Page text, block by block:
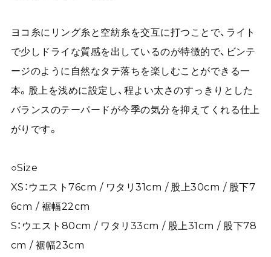
ヨコ糸にリング糸と空紡糸を交互に打つことで、ライト
で少しドライな質感を出しているのが特徴的で、ビンテ
ージのように自然なタテ落ちを楽しむことができる一
本。股上を浅めに設定し、程よい太さのすっきりとした
バランスのテーパードが今季の気分を抑えてくれる仕上
がりです。
○Size
XS：ウエスト76cm / ワタリ31cm / 股上30cm / 股下7
6cm / 裾幅22cm
S：ウエスト80cm / ワタリ33cm / 股上31cm / 股下78
cm / 裾幅23cm